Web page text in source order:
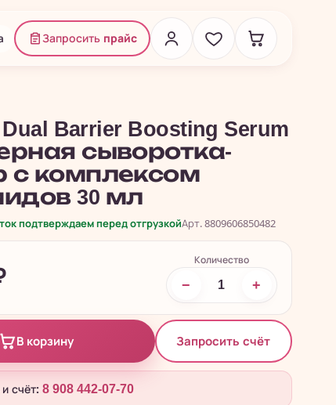
Запросить прайс
Barrier Boosting Serum
сыворотка-
с комплексом
30 мл
подтверждаем перед отгрузкойАрт. 8809606850482
Количество
− +
В корзину Запросить счёт
счёт: 8 908 442-07-70